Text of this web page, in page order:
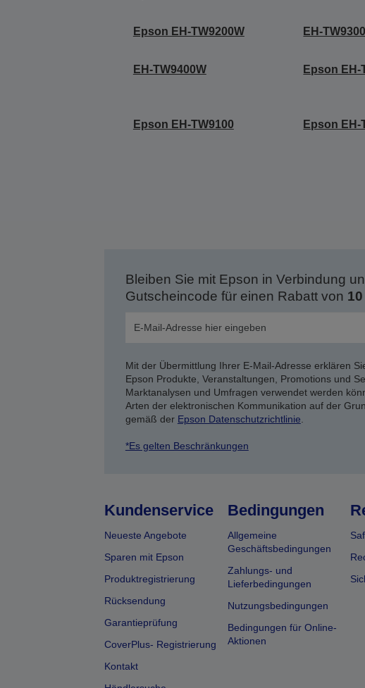
Epson EH-TW9200W EH-TW9300
EH-TW9400W Epson EH-
Epson EH-TW9100 Epson EH-
Bleiben Sie mit Epson in Verbindung
Gutscheincode für einen Rabatt von
Mit der Übermittlung Ihrer E-Mail-Adresse erklären
Epson Produkte, Veranstaltungen, Promotions und
Marktanalysen und Umfragen verwendet werden
Arten der elektronischen Kommunikation auf der
gemäß der Epson Datenschutzrichtlinie
*Es gelten Beschränkungen
Kundenservice
Neueste Angebote
Sparen mit Epson
Produktregistrierung
Rücksendung
Garantieprüfung
CoverPlus- Registrierung
Kontakt
Bedingungen
Allgemeine
Geschäftsbedingungen
Zahlungs- und
Lieferbedingungen
Nutzungsbedingungen
Bedingungen für Online-
Aktionen